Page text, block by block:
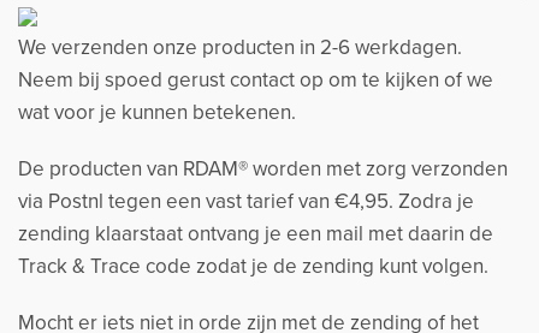
We verzenden onze producten in 2-6 werkdagen.
Neem bij spoed gerust contact op om te kijken of we
wat voor je kunnen betekenen.
De producten van RDAM® worden met zorg verzonden
via Postnl tegen een vast tarief van €4,95. Zodra je
zending klaarstaat ontvang je een mail met daarin de
Track & Trace code zodat je de zending kunt volgen.
Mocht er iets niet in orde zijn met de zending of het